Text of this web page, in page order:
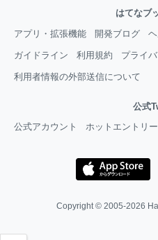
はてなブ
アプリ・拡張機能
開発ブログ
ガイドライン 利用規約 プライ
利用者情報の外部送信について
公式
公式アカウント
ホットエントリー
Copyright © 2005-2026